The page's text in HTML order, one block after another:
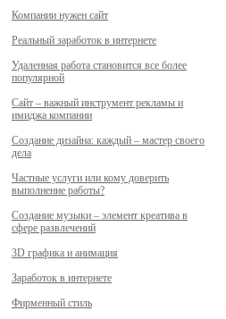
Компании нужен сайт
Реальный заработок в интернете
Удаленная работа становится все более
популярной
Сайт – важный инструмент рекламы и
имиджа компании
Создание дизайна: каждый – мастер своего
дела
Частные услуги или кому доверить
выполнение работы?
Создание музыки – элемент креатива в
сфере развлечений
3D графика и анимация
Заработок в интернете
Фирменный стиль